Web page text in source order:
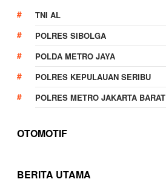
TNI AL
POLRES SIBOLGA
POLDA METRO JAYA
POLRES KEPULAUAN SERIBU
POLRES METRO JAKARTA BARAT
OTOMOTIF
BERITA UTAMA